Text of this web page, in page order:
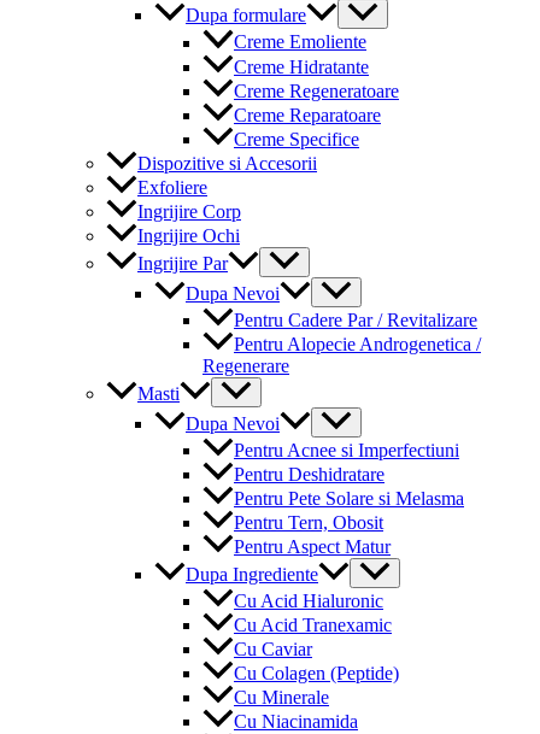
Dupa formulare
Menu
Toggle
Creme Emoliente
Creme Hidratante
Creme Regeneratoare
Creme Reparatoare
Creme Specifice
Dispozitive si Accesorii
Exfoliere
Ingrijire Corp
Ingrijire Ochi
Ingrijire Par
Menu
Toggle
Dupa Nevoi
Menu
Toggle
Pentru Cadere Par / Revitalizare
Pentru Alopecie Androgenetica /
Regenerare
Masti
Menu
Toggle
Dupa Nevoi
Menu
Toggle
Pentru Acnee si Imperfectiuni
Pentru Deshidratare
Pentru Pete Solare si Melasma
Pentru Tern, Obosit
Pentru Aspect Matur
Dupa Ingrediente
Menu
Toggle
Cu Acid Hialuronic
Cu Acid Tranexamic
Cu Caviar
Cu Colagen (Peptide)
Cu Minerale
Cu Niacinamida